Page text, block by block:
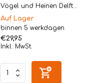
Vögel und Heinen Delft...
Auf Lager
binnen 5 werkdagen
€29,95
Inkl. MwSt.